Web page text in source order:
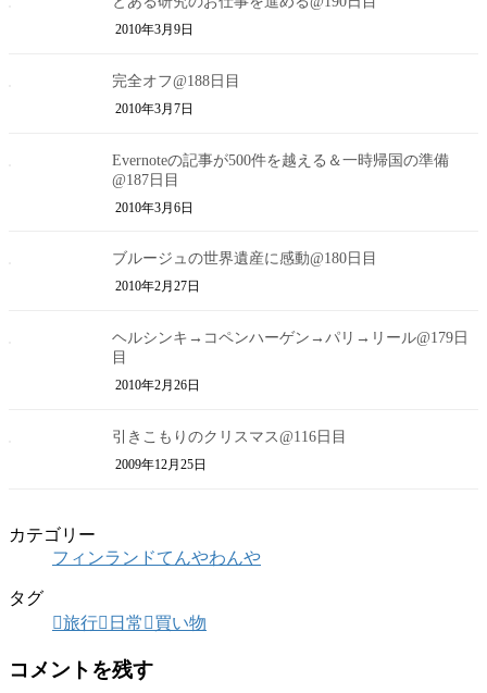
2010年3月9日
完全オフ@188日目
2010年3月7日
Evernoteの記事が500件を越える＆一時帰国の準備
@187日目
2010年3月6日
ブルージュの世界遺産に感動@180日目
2010年2月27日
ヘルシンキ→コペンハーゲン→パリ→リール@179日
目
2010年2月26日
引きこもりのクリスマス@116日目
2009年12月25日
カテゴリー
フィンランドてんやわんや
タグ
旅行
日常 買い物
コメントを残す